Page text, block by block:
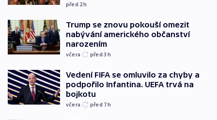
před 2h
Trump se znovu pokouší omezit
nabývání amerického občanství
narozením
včera před 3h
Vedení FIFA se omluvilo za chyby a
podpořilo Infantina. UEFA trvá na
bojkotu
včera před 7h